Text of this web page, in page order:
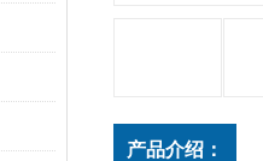
产品介绍：